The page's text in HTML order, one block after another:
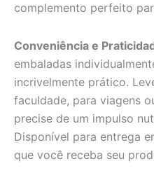
complemento perfeito
Conveniência e
embaladas
incrivelmente prático.
faculdade, para viagens
precise de um impulso
Disponível para entrega
que você receba seu